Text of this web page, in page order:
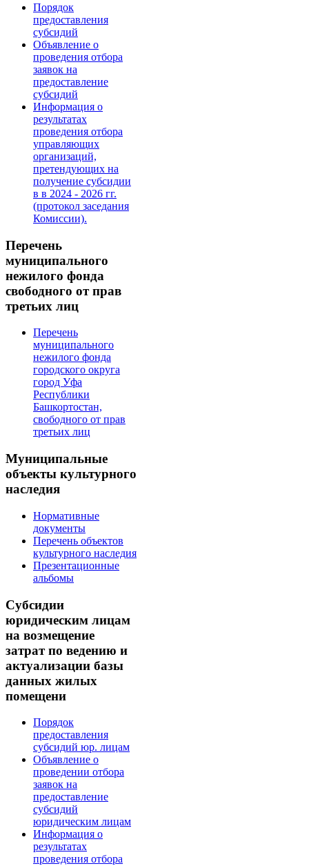
Порядок
предоставления
субсидий
Объявление о
проведения отбора
заявок на
предоставление
субсидий
Информация о
результатах
проведения отбора
управляющих
организаций,
претендующих на
получение субсидии
в в 2024 - 2026 гг.
(протокол заседания
Комиссии).
Перечень
муниципального
нежилого фонда
свободного от прав
третьих лиц
Перечень
муниципального
нежилого фонда
городского округа
город Уфа
Республики
Башкортостан,
свободного от прав
третьих лиц
Муниципальные
объекты культурного
наследия
Нормативные
документы
Перечень объектов
культурного наследия
Презентационные
альбомы
Субсидии
юридическим лицам
на возмещение
затрат по ведению и
актуализации базы
данных жилых
помещени
Порядок
предоставления
субсидий юр. лицам
Объявление о
проведении отбора
заявок на
предоставление
субсидий
юридическим лицам
Информация о
результатах
проведения отбора